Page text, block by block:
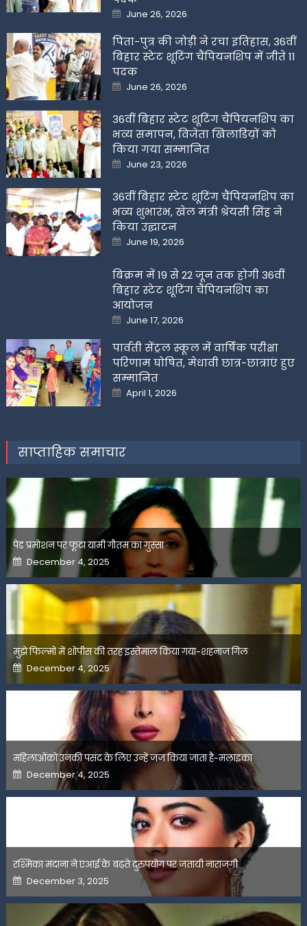
Posted
on
June 26, 2026
पिता-पुत्र की जोड़ी ने रचा इतिहास, 36वीं
बिहार स्टेट शूटिंग चैंपियनशिप में जीते 11
पदक
Posted
on
June 26, 2026
36वीं बिहार स्टेट शूटिंग चैंपियनशिप का
भव्य समापन, विजेता खिलाडिय़ों को
किया गया सम्मानित
Posted
on
June 23, 2026
36वीं बिहार स्टेट शूटिंग चैंपियनशिप का
भव्य शुभारंभ, खेल मंत्री श्रेयसी सिंह ने
किया उद्घाटन
Posted
on
June 19, 2026
बिक्रम में 19 से 22 जून तक होगी 36वीं
बिहार स्टेट शूटिंग चैंपियनशिप का
आयोजन
Posted
on
June 17, 2026
पार्वती सेंट्रल स्कूल में वार्षिक परीक्षा
परिणाम घोषित, मेधावी छात्र-छात्राएं हुए
सम्मानित
Posted
on
April 1, 2026
साप्ताहिक समाचार
पेड प्रमोशन पर फूटा यामी गौतम का गुस्सा
Posted
on
December 4, 2025
मुझे फिल्मों में शोपीस की तरह इस्तेमाल किया गया-शहनाज गिल
Posted
on
December 4, 2025
महिलाओंको उनकी पसंद के लिए उन्हें जज किया जाता है-मलाइका
Posted
on
December 4, 2025
रश्मिका मंदाना ने एआई के बढ़ते दुरुपयोग पर जतायी नाराजगी
Posted
on
December 3, 2025